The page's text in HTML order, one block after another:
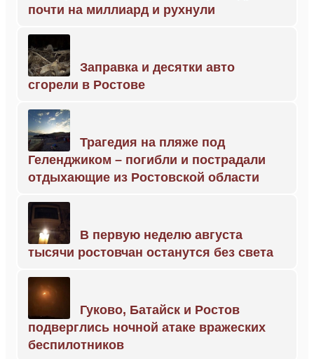
почти на миллиард и рухнули
Заправка и десятки авто
сгорели в Ростове
Трагедия на пляже под
Геленджиком – погибли и пострадали
отдыхающие из Ростовской области
В первую неделю августа
тысячи ростовчан останутся без света
Гуково, Батайск и Ростов
подверглись ночной атаке вражеских
беспилотников